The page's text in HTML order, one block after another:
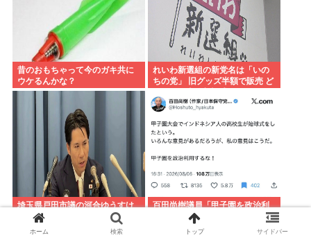
昔のおもちゃって今のガキ共に
ウケるんかな？
れいわ新選組の新党名は「いの
ちの党」 旧グッズ半額で販売 ど
埼玉県戸田市議の河合ゆうすけ
氏、2027年8月の埼玉県知事選
への立候補を表明
百田尚樹議員「甲子園を政治利
用するな！」インドネシア人高
校生の始球式に苦言www
ホーム 検索 トップ サイドバー